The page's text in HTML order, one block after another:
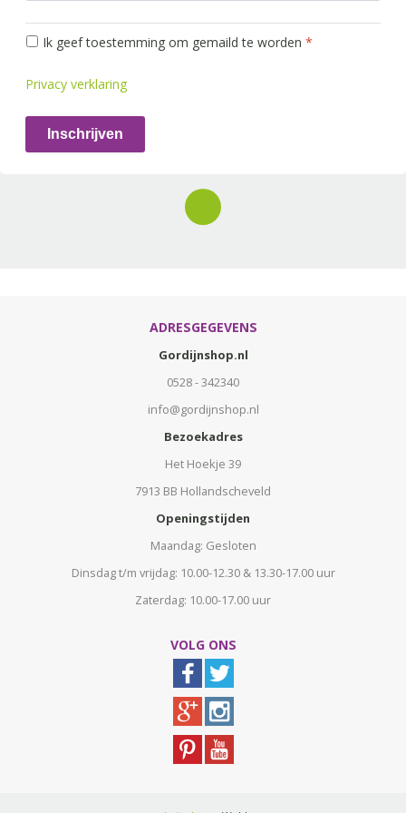
Ik geef toestemming om gemaild te worden *
Privacy verklaring
Inschrijven
ADRESGEGEVENS
Gordijnshop.nl
0528 - 342340
info@gordijnshop.nl
Bezoekadres
Het Hoekje 39
7913 BB Hollandscheveld
Openingstijden
Maandag: Gesloten
Dinsdag t/m vrijdag: 10.00-12.30 & 13.30-17.00 uur
Zaterdag: 10.00-17.00 uur
VOLG ONS